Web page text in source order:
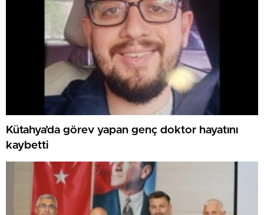
Kütahya’da görev yapan genç doktor hayatını
kaybetti